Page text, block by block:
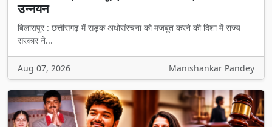
उन्नयन
बिलासपुर : छत्तीसगढ़ में सड़क अधोसंरचना को मजबूत करने की दिशा में राज्य
सरकार ने...
Aug 07, 2026 Manishankar Pandey